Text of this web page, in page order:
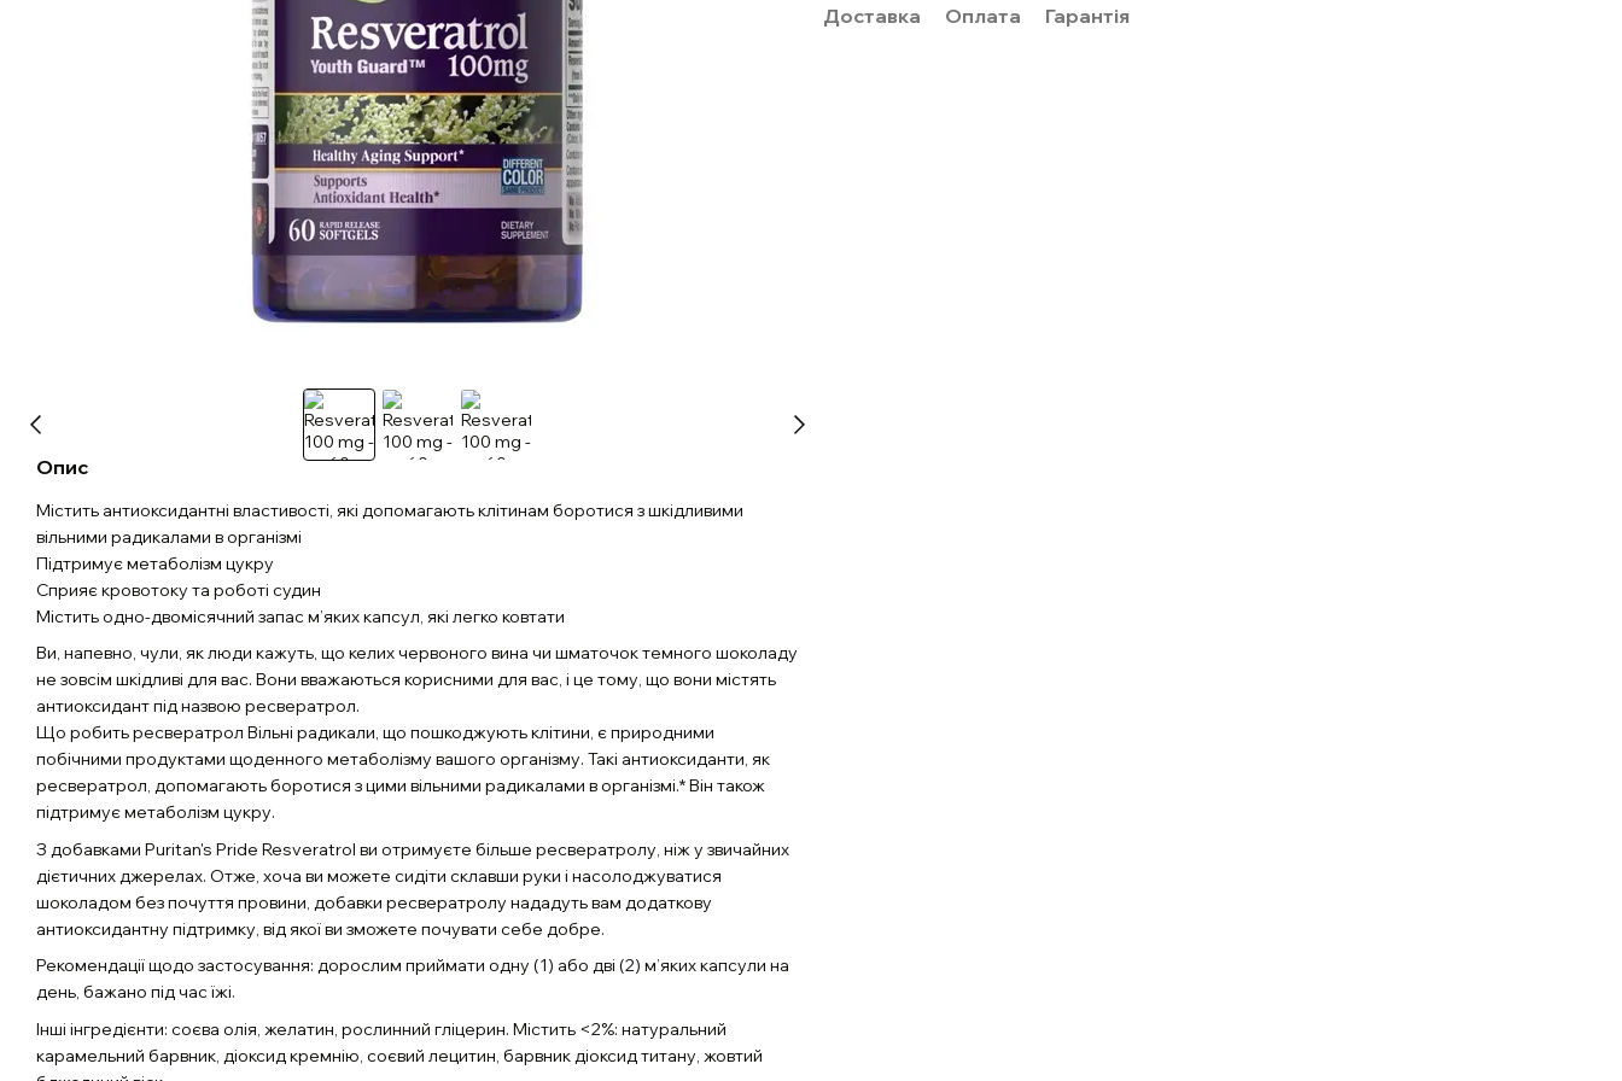
Опис
Містить антиоксидантні властивості, які допомагають клітинам боротися з шкідливими
вільними радикалами в організмі
Підтримує метаболізм цукру
Сприяє кровотоку та роботі судин
Містить одно-двомісячний запас м’яких капсул, які легко ковтати
Ви, напевно, чули, як люди кажуть, що келих червоного вина чи шматочок темного шоколаду
не зовсім шкідливі для вас. Вони вважаються корисними для вас, і це тому, що вони містять
антиоксидант під назвою ресвератрол.
Що робить ресвератрол Вільні радикали, що пошкоджують клітини, є природними
побічними продуктами щоденного метаболізму вашого організму. Такі антиоксиданти, як
ресвератрол, допомагають боротися з цими вільними радикалами в організмі.* Він також
підтримує метаболізм цукру.
З добавками Puritan's Pride Resveratrol ви отримуєте більше ресвератролу, ніж у звичайних
дієтичних джерелах. Отже, хоча ви можете сидіти склавши руки і насолоджуватися
шоколадом без почуття провини, добавки ресвератролу нададуть вам додаткову
антиоксидантну підтримку, від якої ви зможете почувати себе добре.
Рекомендації щодо застосування: дорослим приймати одну (1) або дві (2) м’яких капсули на
день, бажано під час їжі.
Інші інгредієнти: соєва олія, желатин, рослинний гліцерин. Містить <2%: натуральний
карамельний барвник, діоксид кремнію, соєвий лецитин, барвник діоксид титану, жовтий
Доставка Оплата Гарантія